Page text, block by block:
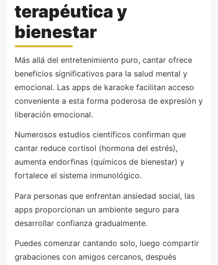
terapéutica y
bienestar
Más allá del entretenimiento puro, cantar ofrece
beneficios significativos para la salud mental y
emocional. Las apps de karaoke facilitan acceso
conveniente a esta forma poderosa de expresión y
liberación emocional.
Numerosos estudios científicos confirman que
cantar reduce cortisol (hormona del estrés),
aumenta endorfinas (químicos de bienestar) y
fortalece el sistema inmunológico.
Para personas que enfrentan ansiedad social, las
apps proporcionan un ambiente seguro para
desarrollar confianza gradualmente.
Puedes comenzar cantando solo, luego compartir
grabaciones con amigos cercanos, después